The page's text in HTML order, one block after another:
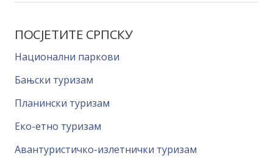
ПОСЈЕТИТЕ СРПСКУ
Национални паркови
Бањски туризам
Планински туризам
Еко-етно туризам
Авантуристичко-излетнички туризам